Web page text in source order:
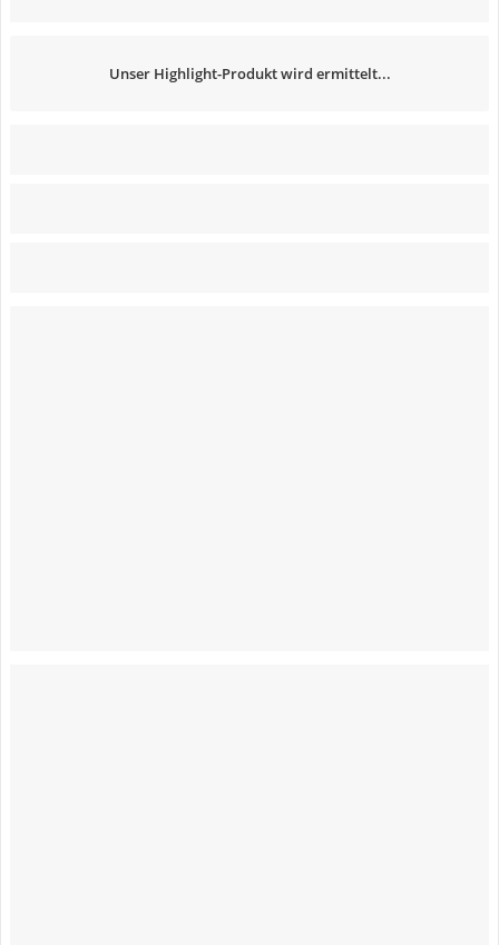
Unser Highlight-Produkt wird ermittelt...